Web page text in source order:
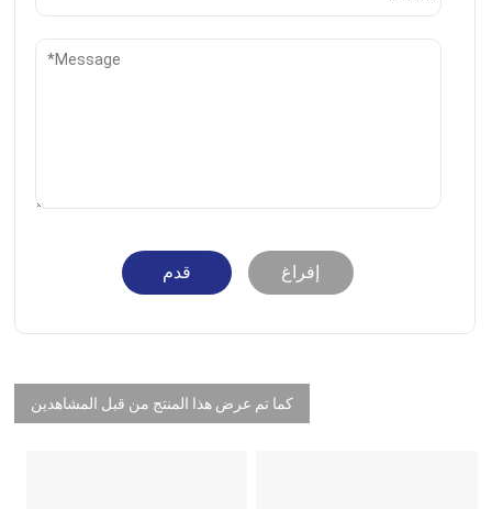
قدم إفراغ
كما تم عرض هذا المنتج من قبل المشاهدين